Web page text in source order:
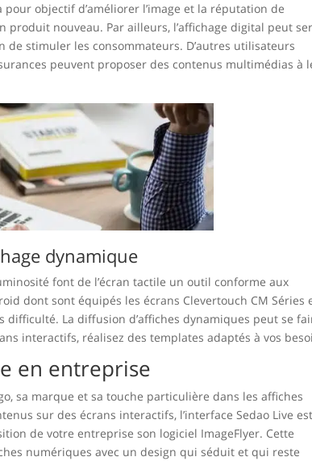
objectif d’améliorer l’image et la réputation de
produit nouveau. Par ailleurs, l’affichage digital peut
stimuler les consommateurs. D’autres utilisateurs
peuvent proposer des contenus multimédias à
dynamique
font de l’écran tactile un outil conforme aux
dont sont équipés les écrans Clevertouch CM Séries
difficulté. La diffusion d’affiches dynamiques peut se
interactifs, réalisez des templates adaptés à vos
en entreprise
sa marque et sa touche particulière dans les affiches
sur des écrans interactifs, l’interface Sedao Live
de votre entreprise son logiciel ImageFlyer. Cette
numériques avec un design qui séduit et qui reste